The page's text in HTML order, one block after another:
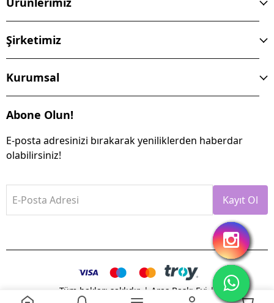
Şirketimiz
Kurumsal
Abone Olun!
E-posta adresinizi bırakarak yeniliklerden haberdar
olabilirsiniz!
E-Posta Adresi Kayıt Ol
Tüm hakları saklıdır. | Aras Baskı Evi |